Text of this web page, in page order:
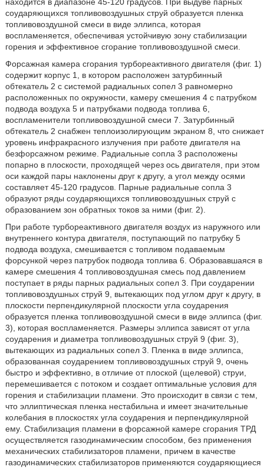
соударяющихся топливовоздушных струй образуется пленка
топливовоздушной смеси в виде эллипса, которая
воспламеняется, обеспечивая устойчивую зону стабилизации
горения и эффективное сгорание топливовоздушной смеси.
Форсажная камера сгорания турбореактивного двигателя (фиг. 1)
содержит корпус 1, в котором расположен затурбинный
обтекатель 2 с системой радиальных сопел 3 равномерно
расположенных по окружности, камеру смешения 4 с патрубком
подвода воздуха 5 и патрубками подвода топлива 6,
воспламенители топливовоздушной смеси 7. Затурбинный
обтекатель 2 снабжен теплоизолирующим экраном 8, что снижает
уровень инфракрасного излучения при работе двигателя на
безфорсажном режиме. Радиальные сопла 3 расположены
попарно в плоскости, проходящей через ось двигателя, при этом
оси каждой пары наклонены друг к другу, а угол между осями
составляет 45-120 градусов. Парные радиальные сопла 3
образуют ряды соударяющихся топливовоздушных струй с
образованием зон обратных токов за ними (фиг. 2).
При работе турбореактивного двигателя воздух из наружного или
внутреннего контура двигателя, поступающий по патрубку 5
подвода воздуха, смешивается с топливом подаваемым
форсункой через патрубок подвода топлива 6. Образовавшаяся в
камере смешения 4 топливовоздушная смесь под давлением
поступает в ряды парных радиальных сопел 3. При соударении
топливовоздушных струй 9, вытекающих под углом друг к другу, в
плоскости перпендикулярной плоскости угла соударения
образуется пленка топливовоздушной смеси в виде эллипса (фиг.
3), которая воспламеняется. Размеры эллипса зависят от угла
соударения и диаметра топливовоздушных струй 9 (фиг. 3),
вытекающих из радиальных сопел 3. Пленка в виде эллипса,
образованная соударением топливовоздушных струй 9, очень
быстро и эффективно, в отличие от плоской (щелевой) струи,
перемешивается с потоком и создает оптимальные условия для
горения и стабилизации пламени. Это происходит в связи с тем,
что эллиптическая пленка нестабильна и имеет значительные
колебания в плоскостях угла соударения и перпендикулярной
ему. Стабилизация пламени в форсажной камере сгорания ТРД
осуществляется газодинамическим способом, без применения
механических стабилизаторов пламени, причем в качестве
газодинамических стабилизаторов применяются соударяющиеся